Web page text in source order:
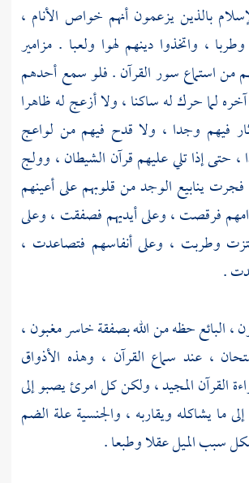
بالذين يزعمون أنهم خواص الأنام ،
، واتخذوا دينهم لهوا ولعبا . مزامير
من استماع سور القرآن . فلو سمع أحدهم
آخره لما حرك له ساكنا ، ولا أزعج له ظاهرا
فيهم وجدا ، ولا قدح فيهم من لواعج
، حتى إذا تلي عليهم قرآن الشيطان ، وولج
ينابيع الوجد من قلوبهم على أعينهم
فرقصت ، وعلى أيديهم فصفقت ، وعلى
وطربت ، وعلى أنفاسهم فتصاعدت ،
.
، البائع حظه من الله بصفقة خاسر مغبون ،
، عند سماع القرآن ، وهذه الأذواق
القرآن المجيد ، ولكن كل امرئ يصبو إلى
ما يشاكله ويقاربه ، والجنسية علة الضم
سبب الميل عقلا وطبعا .